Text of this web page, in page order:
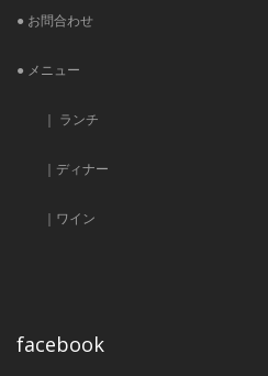
● お問合わせ
● メニュー
｜ ランチ
｜ディナー
｜ワイン
facebook